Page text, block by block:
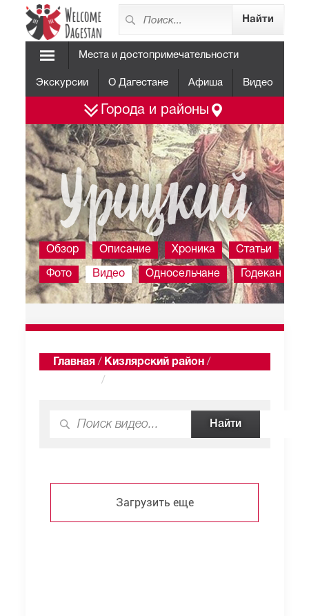
Места и достопримечательности
Экскурсии О Дагестане Афиша Видео
Города и районы
Урицкий
Обзор Описание Хроника Статьи
Фото Видео Односельчане Годекан
Главная / Кизлярский район /
/
Загрузить еще